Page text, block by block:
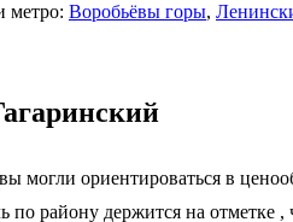
метро: Воробьёвы горы,
ориентироваться в
по району держится на отметке ,